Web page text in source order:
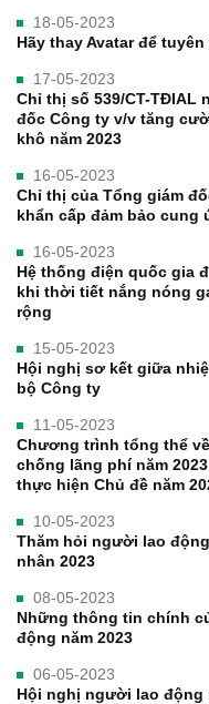
18-05-2023
Hãy thay Avatar để
17-05-2023
Chỉ thị số 539/CT-TĐIAL
đốc Công ty v/v tăng
khô năm 2023
16-05-2023
Chỉ thị của Tổng giám
khẩn cấp đảm bảo cung
16-05-2023
Hệ thống điện quốc gia
khi thời tiết nắng nóng
rộng
15-05-2023
Hội nghị sơ kết giữa
bộ Công ty
11-05-2023
Chương trình tổng thể
chống lãng phí năm
thực hiện Chủ đề năm
10-05-2023
Thăm hỏi người lao
nhân 2023
08-05-2023
Những thông tin chính
động năm 2023
06-05-2023
Hội nghị người lao động